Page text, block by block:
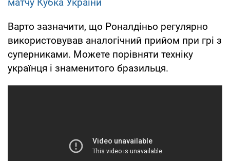
Варто зазначити, що Роналдіньо регулярно
використовував аналогічний прийом при грі з
суперниками. Можете порівняти техніку
українця і знаменитого бразильця.